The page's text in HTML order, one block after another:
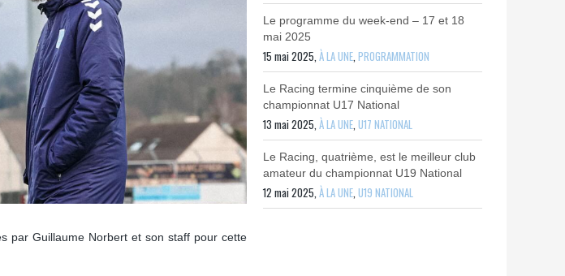
par Guillaume Norbert et son staff pour cette
Le programme du week-end – 17 et 18
mai 2025
15 mai 2025,À LA UNE,PROGRAMMATION
Le Racing termine cinquième de son
championnat U17 National
13 mai 2025,À LA UNE,U17 NATIONAL
Le Racing, quatrième, est le meilleur club
amateur du championnat U19 National
12 mai 2025,À LA UNE,U19 NATIONAL